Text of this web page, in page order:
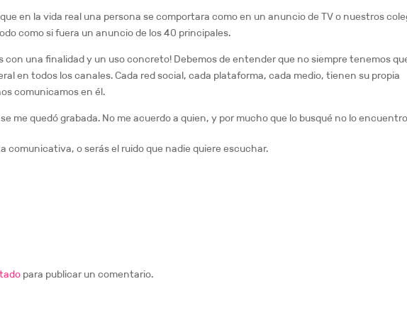
en la vida real una persona se comportara como en un anuncio de TV o nuestros
como si fuera un anuncio de los 40 principales.
con una finalidad y un uso concreto! Debemos de entender que no siempre tenemos
en todos los canales. Cada red social, cada plataforma, cada medio, tienen su propia
comunicamos en él.
me quedó grabada. No me acuerdo a quien, y por mucho que lo busqué no lo
comunicativa, o serás el ruido que nadie quiere escuchar.
para publicar un comentario.